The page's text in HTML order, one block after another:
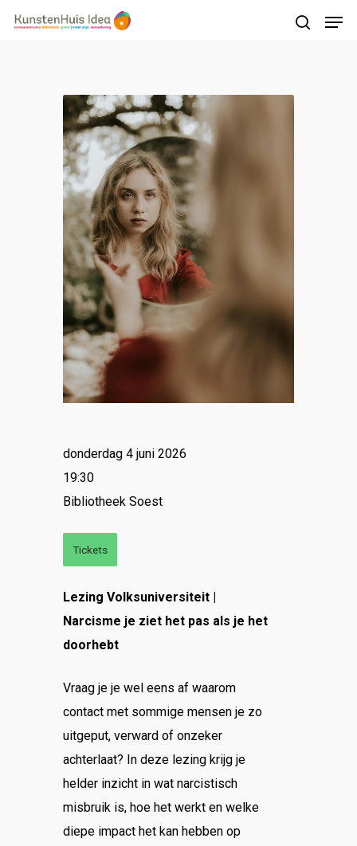
druk op ESC om te sluiten
Lezing Volksuniversiteit |
Narcisme je ziet het pas als je het
doorhebt
Vraag je je wel eens af waarom
contact met sommige mensen je zo
uitgeput, verward of onzeker
achterlaat? In deze lezing krijg je
helder inzicht in wat narcistisch
misbruik is, hoe het werkt en welke
diepe impact het kan hebben op
donderdag 4 juni 2026
19:30
Bibliotheek Soest
Tickets